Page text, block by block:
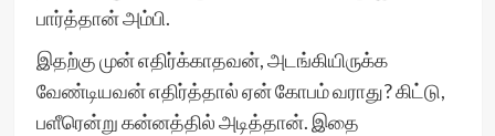
பார்த்தான் அம்பி.
இதற்கு முன் எதிர்க்காதவன், அடங்கியிருக்க
வேண்டியவன் எதிர்த்தால் ஏன் கோபம் வராது? கிட்டு,
பளீரென்று கன்னத்தில் அடித்தான். இதை